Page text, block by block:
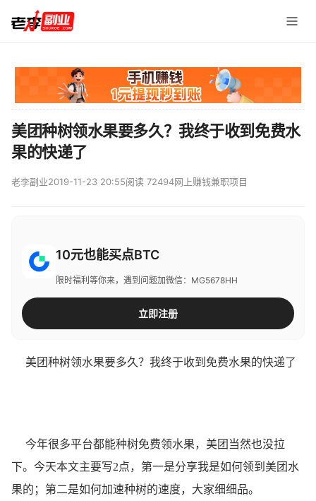
美团种树领水果要多久？我终于收到免费水
果的快递了
老李副业2019-11-23 20:55阅读 72494网上赚钱兼职项目
10元也能买点BTC
限时福利等你来，遇到问题加微信：MG5678HH
立即注册
美团种树领水果要多久？我终于收到免费水果的快递了
今年很多平台都能种树免费领水果，美团当然也没拉
下。今天本文主要写2点，第一是分享我是如何领到美团水
果的；第二是如何加速种树的速度，大家细细品。